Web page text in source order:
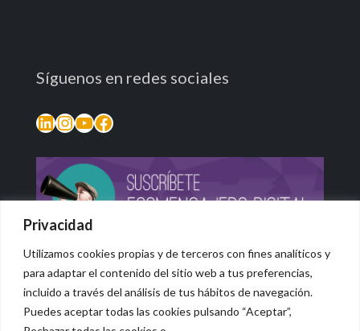
Privacidad
Utilizamos cookies propias y de terceros con fines analíticos y
para adaptar el contenido del sitio web a tus preferencias,
incluido a través del análisis de tus hábitos de navegación.
Puedes aceptar todas las cookies pulsando “Aceptar”,
Síguenos en redes sociales
LinkedIn
Instagram
YouTube
Facebook